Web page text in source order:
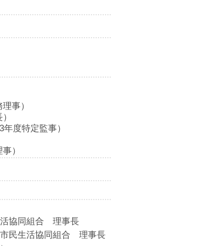
事）
度特定監事）
）
活協同組合 理事長
民生活協同組合 理事長